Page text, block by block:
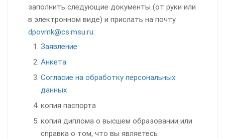
заполнить следующие документы (от руки или
в электронном виде) и прислать на почту
dpovmk@cs.msu.ru:
Заявление
Анкета
Согласие на обработку персональных
данных
копия паспорта
копия диплома о высшем образовании или
справка о том, что вы являетесь